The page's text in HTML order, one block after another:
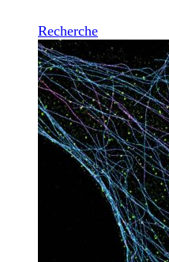
Recherche